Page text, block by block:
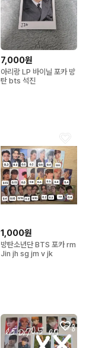
7,000원
아리랑 LP 바이닐 포카 방
탄 bts 석진
1,000원
방탄소년단 BTS 포카 rm
Jin jh sg jm v jk